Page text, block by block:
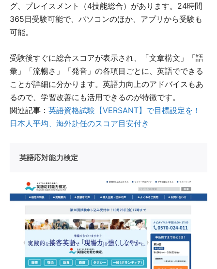
グ、プレイスメント（4技能総合）があります。24時間
365日受験可能で、パソコンのほか、アプリから受験も
可能。
受験後すぐに総合スコアが表示され、「文章構文」「語
彙」「流暢さ」「発音」の各項目ごとに、英語でできる
ことが詳細に分かります。英語力向上のアドバイスもあ
るので、学習改善にも活用できるのが特徴です。
関連記事： 英語資格試験【VERSANT】で目標設定を！
日本人平均、海外赴任のスコア目安付き
英語応対能力検定